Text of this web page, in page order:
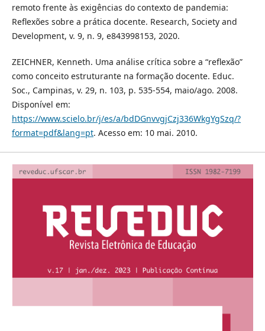
remoto frente às exigências do contexto de pandemia:
Reflexões sobre a prática docente. Research, Society and
Development, v. 9, n. 9, e843998153, 2020.
ZEICHNER, Kenneth. Uma análise crítica sobre a “reflexão”
como conceito estruturante na formação docente. Educ.
Soc., Campinas, v. 29, n. 103, p. 535-554, maio/ago. 2008.
Disponível em:
https://www.scielo.br/j/es/a/bdDGnvvgjCzj336WkgYgSzq/?
format=pdf&lang=pt. Acesso em: 10 mai. 2010.